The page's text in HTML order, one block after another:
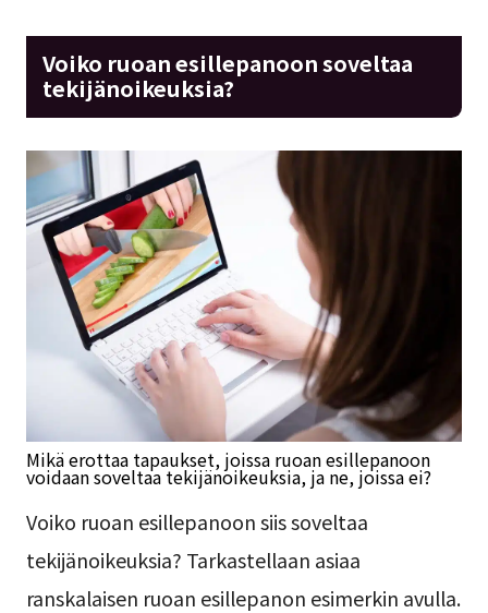
Voiko ruoan esillepanoon soveltaa
tekijänoikeuksia?
Mikä erottaa tapaukset, joissa ruoan esillepanoon
voidaan soveltaa tekijänoikeuksia, ja ne, joissa ei?
Voiko ruoan esillepanoon siis soveltaa
tekijänoikeuksia? Tarkastellaan asiaa
ranskalaisen ruoan esillepanon esimerkin avulla.